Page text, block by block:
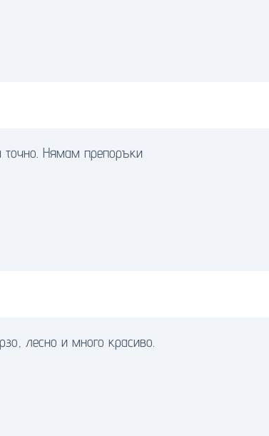
точно. Нямам препоръки
лесно и много красиво.